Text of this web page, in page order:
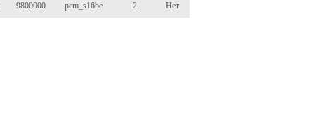
9800000 pcm_s16be 2 Нет